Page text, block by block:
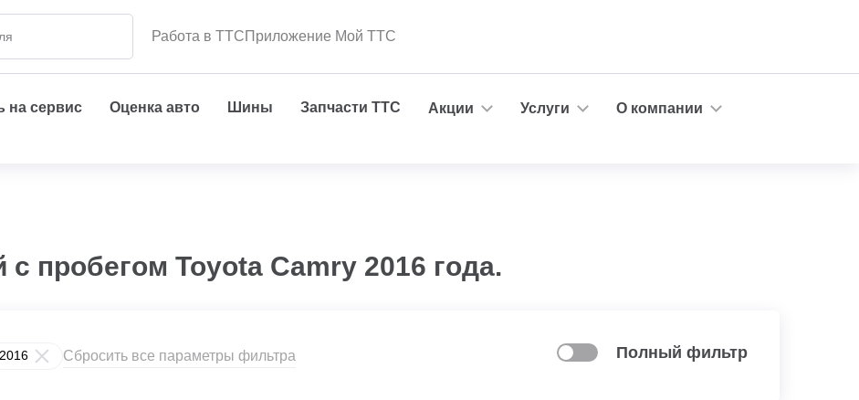
Работа в ТТСПриложение Мой ТТС
на сервис Оценка авто Шины Запчасти ТТС Акции Услуги
О компании
с пробегом Toyota Camry 2016 года.
2016 Сбросить все параметры фильтра Полный фильтр